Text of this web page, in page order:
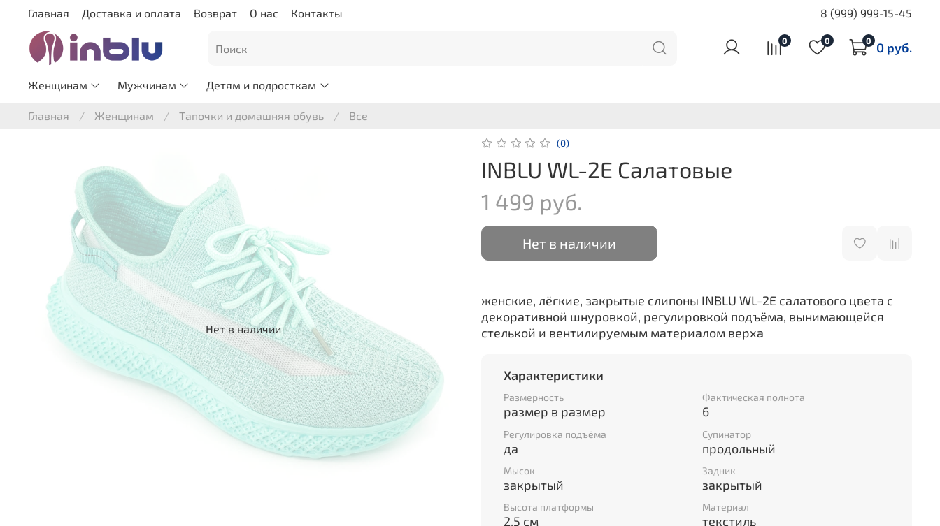
Главная Доставка и оплата Возврат О нас Контакты 8 (999) 999-15-45
0 0 0 0 руб.
Женщинам Мужчинам Детям и подросткам
Главная Женщинам Тапочки и домашняя обувь Все
Нет в наличии
(0)
INBLU WL-2E Салатовые
1 499 руб.
Нет в наличии
женские, лёгкие, закрытые слипоны INBLU WL-2E салатового цвета с
декоративной шнуровкой, регулировкой подъёма, вынимающейся
стелькой и вентилируемым материалом верха
Характеристики
Размерность
размер в размер
Фактическая полнота
6
Регулировка подъёма
да
Супинатор
продольный
Мысок
закрытый
Задник
закрытый
Высота платформы
2,5 см
Материал
текстиль